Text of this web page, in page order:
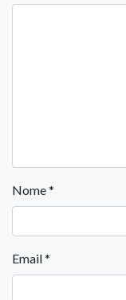
Nome*
Email*